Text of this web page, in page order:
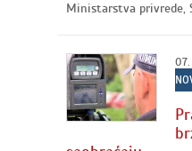
Ministarstva privrede,